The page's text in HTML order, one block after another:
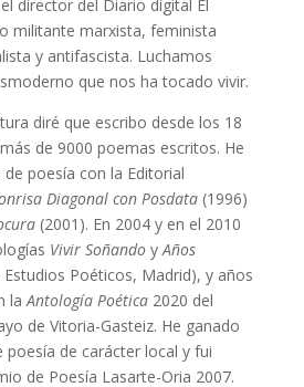
director del Diario digital El
militante marxista, feminista
y antifascista. Luchamos
que nos ha tocado vivir.
diré que escribo desde los 18
de 9000 poemas escritos. He
poesía con la Editorial
Diagonal con Posdata (1996)
(2001). En 2004 y en el 2010
Vivir SoñandoyAños
Poéticos, Madrid), y años
laAntología Poética2020 del
de Vitoria-Gasteiz. He ganado
poesía de carácter local y fui
de Poesía Lasarte-Oria 2007.